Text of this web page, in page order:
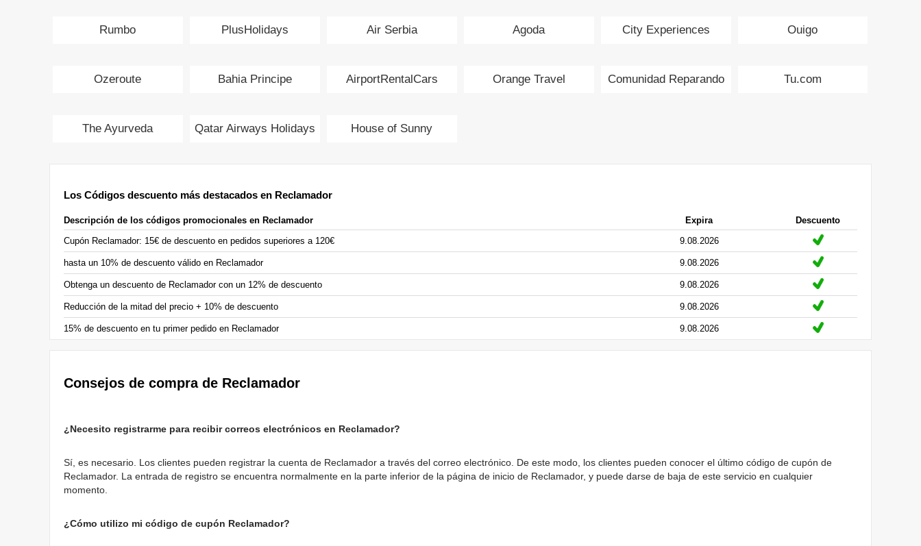
Rumbo PlusHolidays Air Serbia Agoda City Experiences Ouigo
Ozeroute Bahia Principe AirportRentalCars Orange Travel Comunidad Reparando Tu.com
The Ayurveda Qatar Airways Holidays House of Sunny
Los Códigos descuento más destacados en Reclamador
Descripción de los códigos promocionales en Reclamador Expira
Descuento
Cupón Reclamador: 15€ de descuento en pedidos superiores a 120€
9.08.2026
hasta un 10% de descuento válido en Reclamador 9.08.2026
Obtenga un descuento de Reclamador con un 12% de descuento 9.08.2026
Reducción de la mitad del precio + 10% de descuento 9.08.2026
15% de descuento en tu primer pedido en Reclamador 9.08.2026
Consejos de compra de Reclamador
¿Necesito registrarme para recibir correos electrónicos en Reclamador?
Sí, es necesario. Los clientes pueden registrar la cuenta de Reclamador a través del correo electrónico. De este modo, los clientes pueden conocer el último código de cupón de
Reclamador. La entrada de registro se encuentra normalmente en la parte inferior de la página de inicio de Reclamador, y puede darse de baja de este servicio en cualquier
momento.
¿Cómo utilizo mi código de cupón Reclamador?